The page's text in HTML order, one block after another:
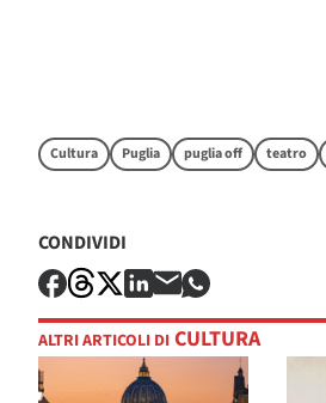
Cultura Puglia puglia off teatro
CONDIVIDI
ALTRI ARTICOLI DI CULTURA